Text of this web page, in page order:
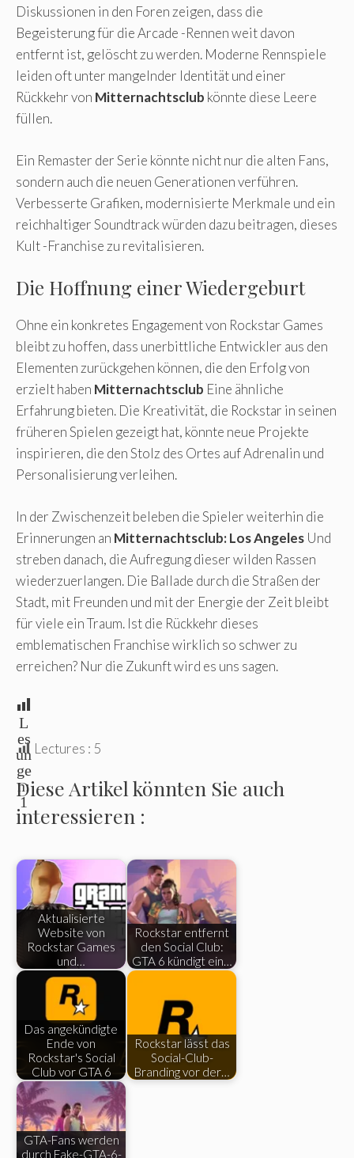
Diskussionen in den Foren zeigen, dass die
Begeisterung für die Arcade -Rennen weit davon
entfernt ist, gelöscht zu werden. Moderne Rennspiele
leiden oft unter mangelnder Identität und einer
Rückkehr von Mitternachtsclub könnte diese Leere
füllen.
Ein Remaster der Serie könnte nicht nur die alten Fans,
sondern auch die neuen Generationen verführen.
Verbesserte Grafiken, modernisierte Merkmale und ein
reichhaltiger Soundtrack würden dazu beitragen, dieses
Kult -Franchise zu revitalisieren.
Die Hoffnung einer Wiedergeburt
Ohne ein konkretes Engagement von Rockstar Games
bleibt zu hoffen, dass unerbittliche Entwickler aus den
Elementen zurückgehen können, die den Erfolg von
erzielt haben Mitternachtsclub Eine ähnliche
Erfahrung bieten. Die Kreativität, die Rockstar in seinen
früheren Spielen gezeigt hat, könnte neue Projekte
inspirieren, die den Stolz des Ortes auf Adrenalin und
Personalisierung verleihen.
In der Zwischenzeit beleben die Spieler weiterhin die
Erinnerungen an Mitternachtsclub: Los Angeles Und
streben danach, die Aufregung dieser wilden Rassen
wiederzuerlangen. Die Ballade durch die Straßen der
Stadt, mit Freunden und mit der Energie der Zeit bleibt
für viele ein Traum. Ist die Rückkehr dieses
emblematischen Franchise wirklich so schwer zu
erreichen? Nur die Zukunft wird es uns sagen.
L
es
un
ge
n:
1
Lectures : 5
Diese Artikel könnten Sie auch
interessieren :
Aktualisierte
Website von
Rockstar Games
und…
Rockstar entfernt
den Social Club:
GTA 6 kündigt ein…
Das angekündigte
Ende von
Rockstar's Social
Club vor GTA 6
Rockstar lässt das
Social-Club-
Branding vor der…
GTA-Fans werden
durch Fake-GTA-6-